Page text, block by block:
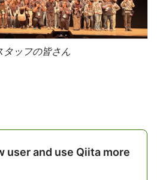
ッフの皆さん
user and use Qiita more